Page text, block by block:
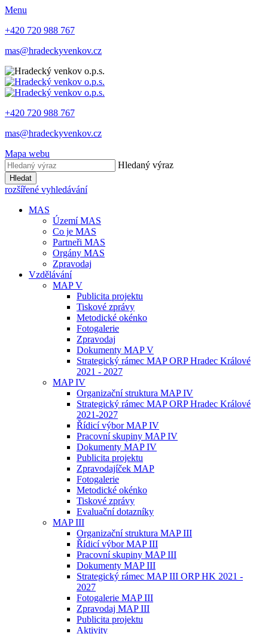
Menu
+420 720 988 767
mas@hradeckyvenkov.cz
+420 720 988 767
mas@hradeckyvenkov.cz
Mapa webu
Hledaný výraz
Hledat
rozšířené vyhledávání
MAS
Území MAS
Co je MAS
Partneři MAS
Orgány MAS
Zpravodaj
Vzdělávání
MAP V
Publicita projektu
Tiskové zprávy
Metodické okénko
Fotogalerie
Zpravodaj
Dokumenty MAP V
Strategický rámec MAP ORP Hradec Králové
2021 - 2027
MAP IV
Organizační struktura MAP IV
Strategický rámec MAP ORP Hradec Králové
2021-2027
Řídicí výbor MAP IV
Pracovní skupiny MAP IV
Dokumenty MAP IV
Publicita projektu
Zpravodajíček MAP
Fotogalerie
Metodické okénko
Tiskové zprávy
Evaluační dotazníky
MAP III
Organizační struktura MAP III
Řídicí výbor MAP III
Pracovní skupiny MAP III
Dokumenty MAP III
Strategický rámec MAP III ORP HK 2021 -
2027
Fotogalerie MAP III
Zpravodaj MAP III
Publicita projektu
Aktivity